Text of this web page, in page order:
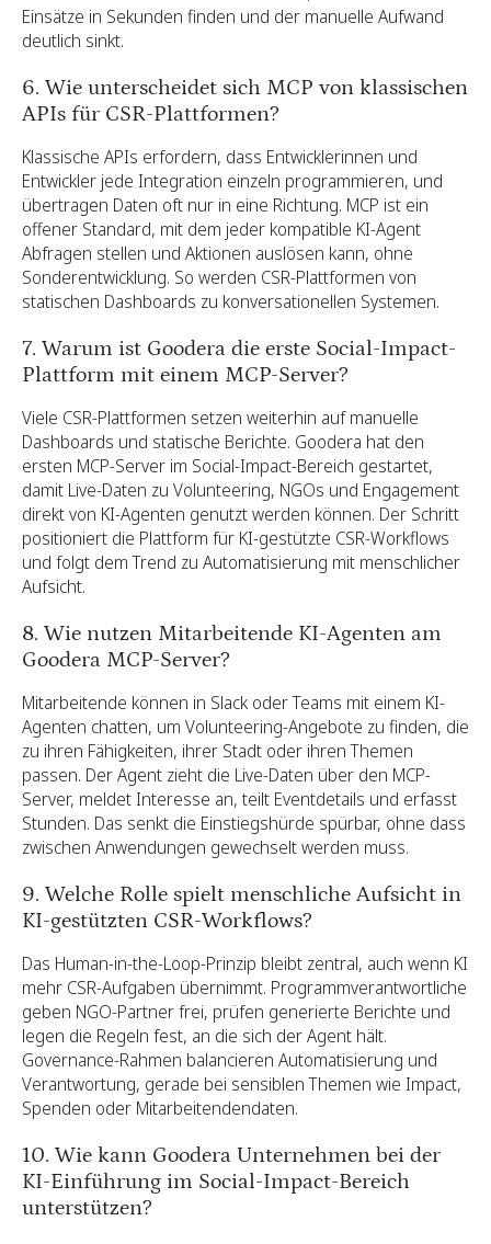
Einsätze in Sekunden finden und der manuelle Aufwand
deutlich sinkt.
6. Wie unterscheidet sich MCP von klassischen
APIs für CSR-Plattformen?
Klassische APIs erfordern, dass Entwicklerinnen und
Entwickler jede Integration einzeln programmieren, und
übertragen Daten oft nur in eine Richtung. MCP ist ein
offener Standard, mit dem jeder kompatible KI-Agent
Abfragen stellen und Aktionen auslösen kann, ohne
Sonderentwicklung. So werden CSR-Plattformen von
statischen Dashboards zu konversationellen Systemen.
7. Warum ist Goodera die erste Social-Impact-
Plattform mit einem MCP-Server?
Viele CSR-Plattformen setzen weiterhin auf manuelle
Dashboards und statische Berichte. Goodera hat den
ersten MCP-Server im Social-Impact-Bereich gestartet,
damit Live-Daten zu Volunteering, NGOs und Engagement
direkt von KI-Agenten genutzt werden können. Der Schritt
positioniert die Plattform für KI-gestützte CSR-Workflows
und folgt dem Trend zu Automatisierung mit menschlicher
Aufsicht.
8. Wie nutzen Mitarbeitende KI-Agenten am
Goodera MCP-Server?
Mitarbeitende können in Slack oder Teams mit einem KI-
Agenten chatten, um Volunteering-Angebote zu finden, die
zu ihren Fähigkeiten, ihrer Stadt oder ihren Themen
passen. Der Agent zieht die Live-Daten über den MCP-
Server, meldet Interesse an, teilt Eventdetails und erfasst
Stunden. Das senkt die Einstiegshürde spürbar, ohne dass
zwischen Anwendungen gewechselt werden muss.
9. Welche Rolle spielt menschliche Aufsicht in
KI-gestützten CSR-Workflows?
Das Human-in-the-Loop-Prinzip bleibt zentral, auch wenn KI
mehr CSR-Aufgaben übernimmt. Programmverantwortliche
geben NGO-Partner frei, prüfen generierte Berichte und
legen die Regeln fest, an die sich der Agent hält.
Governance-Rahmen balancieren Automatisierung und
Verantwortung, gerade bei sensiblen Themen wie Impact,
Spenden oder Mitarbeitendendaten.
10. Wie kann Goodera Unternehmen bei der
KI-Einführung im Social-Impact-Bereich
unterstützen?